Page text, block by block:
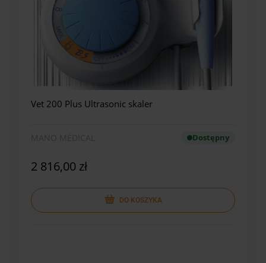
Vet 200 Plus Ultrasonic skaler
Dostępny
2 816,00 zł
DO KOSZYKA